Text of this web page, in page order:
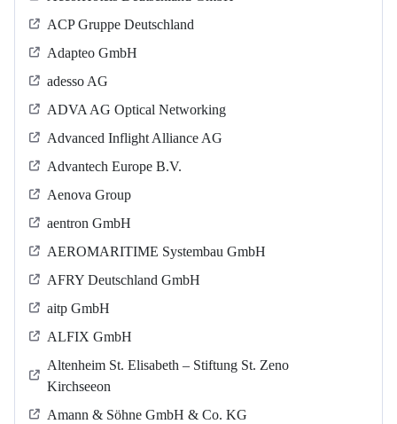
ACP Gruppe Deutschland
Adapteo GmbH
adesso AG
ADVA AG Optical Networking
Advanced Inflight Alliance AG
Advantech Europe B.V.
Aenova Group
aentron GmbH
AEROMARITIME Systembau GmbH
AFRY Deutschland GmbH
aitp GmbH
ALFIX GmbH
Altenheim St. Elisabeth – Stiftung St. Zeno
Kirchseeon
Amann & Söhne GmbH & Co. KG